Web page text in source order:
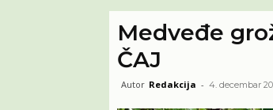
Medveđe
ČAJ
Autor Redakcija - 4. decembar